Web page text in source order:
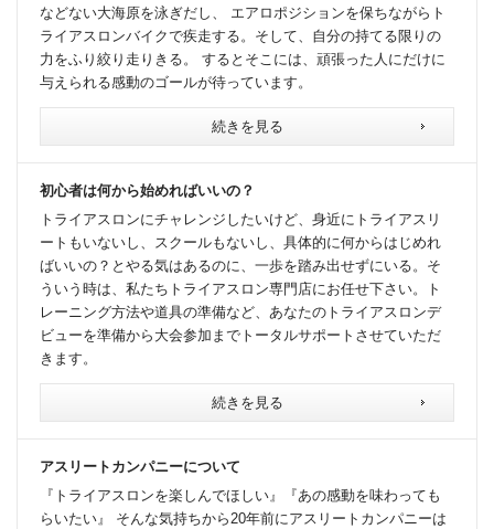
などない大海原を泳ぎだし、 エアロポジションを保ちながらト
ライアスロンバイクで疾走する。そして、自分の持てる限りの
力をふり絞り走りきる。 するとそこには、頑張った人にだけに
与えられる感動のゴールが待っています。
続きを見る
初心者は何から始めればいいの？
トライアスロンにチャレンジしたいけど、身近にトライアスリ
ートもいないし、スクールもないし、具体的に何からはじめれ
ばいいの？とやる気はあるのに、一歩を踏み出せずにいる。そ
ういう時は、私たちトライアスロン専門店にお任せ下さい。ト
レーニング方法や道具の準備など、あなたのトライアスロンデ
ビューを準備から大会参加までトータルサポートさせていただ
きます。
続きを見る
アスリートカンパニーについて
『トライアスロンを楽しんでほしい』『あの感動を味わっても
らいたい』 そんな気持ちから20年前にアスリートカンパニーは